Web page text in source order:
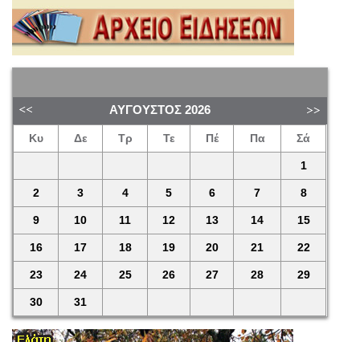
ΑΎΓΟΥΣΤΟΣ 2026
Κυ Δε Τρ Τε Πέ Πα Σά
1
2 3 4 5 6 7 8
9 10 11 12 13 14 15
16 17 18 19 20 21 22
23 24 25 26 27 28 29
30 31